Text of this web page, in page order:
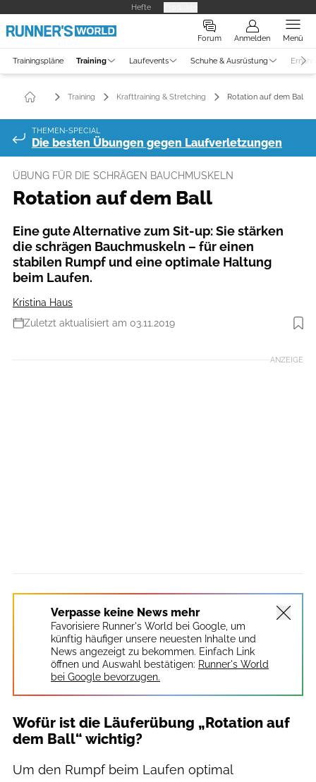
Hefte
Forum Anmelden Menü
Trainingspläne Training Laufevents Schuhe & Ausrüstung
Training Krafttraining & Stretching Rotation auf dem Ball
THEMEN-SPECIAL
Die besten Übungen gegen Laufverletzungen
ÜBUNG FÜR DIE SCHRÄGEN BAUCHMUSKELN
Rotation auf dem Ball
Eine gute Alternative zum Sit-up: Sie stärken
die schrägen Bauchmuskeln – für einen
stabilen Rumpf und eine optimale Haltung
beim Laufen.
Kristina Haus
Zuletzt aktualisiert am 03.11.2019
Foto: Henning Heide
ANZEIGE
Verpasse keine News mehr
Favorisiere Runner's World bei Google, um
künftig häufiger unsere neuesten Inhalte und
News angezeigt zu bekommen. Einfach Link
öffnen und Auswahl bestätigen: Runner's World
bei Google bevorzugen.
Wofür ist die Läuferübung „Rotation auf
dem Ball“ wichtig?
Um den Rumpf beim Laufen optimal